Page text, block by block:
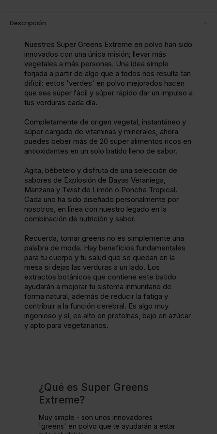
Descripción
Nuestros Super Greens Extreme en polvo han sido
innovados con una única misión; llevar más
vegetales a más personas. Una idea simple
forjada a partir de algo que a todos nos resulta tan
difícil: estos 'verdes' en polvo mejorados hacen
que sea súper fácil y súper rápido dar un impulso a
tus verduras cada día.
Completamente de origen vegetal, instantáneo y
súper cargado de vitaminas y minerales, ahora
puedes beber más de 20 súper alimentos ricos en
antioxidantes en un solo batido lleno de sabor.
Agita, bébetelo y disfruta de una selección de
sabores de Explosión de Bayas Veraniega,
Manzana y Twist de Limón o Ponche Tropical.
Cada uno ha sido diseñado personalmente por
nosotros, en línea con nuestro legado en la
combinación de nutrición y sabor.
Recuerda, tomar greens no es simplemente una
palabra de moda. Hay beneficios fundamentales
para tu cuerpo y tu salud que se quedan en la
mesa si dejas las verduras a un lado. Los
extractos botánicos que contiene este batido
ayudarán a mejorar tu sistema inmunitario de
forma natural, además de reducir la fatiga y
contribuir a la función cerebral. Es algo muy
ingenioso y sí, es alto en proteínas, bajo en azúcar
y apto para vegetarianos.
¿Qué es Super Greens
Extreme?
Muy simple - son unos innovadores
'greens' en polvo que te ayudarán a estar